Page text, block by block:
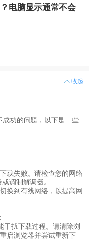
电脑显示通常不会
收起
成功的问题，以下是一些
载失败。请检查您的网络
调制解调器。
换到有线网络，以提高网
干扰下载过程。请清除浏
启浏览器并尝试重新下